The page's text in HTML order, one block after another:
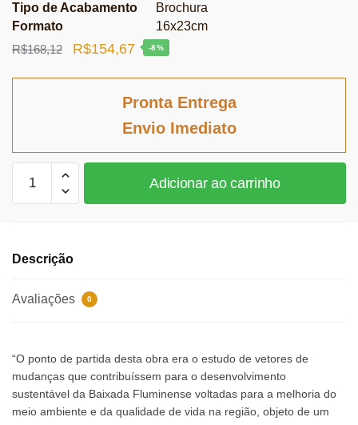
Tipo de Acabamento
Brochura
Formato
16x23cm
R$168,12
O
R$154,67O
atual
-8%
Pronta Entrega
Envio Imediato
Ambiente:
Do
ao
quantidade
Adicionar ao carrinho
Descrição
Avaliações 0
“O ponto de partida desta obra era o estudo de vetores de
mudanças que contribuíssem para o desenvolvimento
sustentável da Baixada Fluminense voltadas para a melhoria do
meio ambiente e da qualidade de vida na região, objeto de um